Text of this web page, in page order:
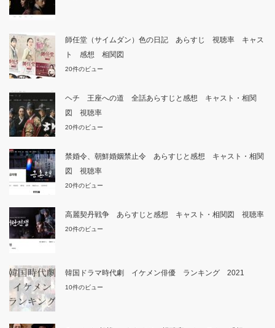
師任堂（サイムダン）色の日記 あらすじ 視聴率 キャス
ト 感想 相関図
20件のビュー
ヘチ 王座への道 全話あらすじと感想 キャスト・相関
図 視聴率
20件のビュー
禁婚令、朝鮮婚姻禁止令 あらすじと感想 キャスト・相関
図 視聴率
20件のビュー
高麗契丹戦争 あらすじと感想 キャスト・相関図 視聴率
20件のビュー
韓国ドラマ時代劇 イケメン俳優 ランキング 2021
10件のビュー